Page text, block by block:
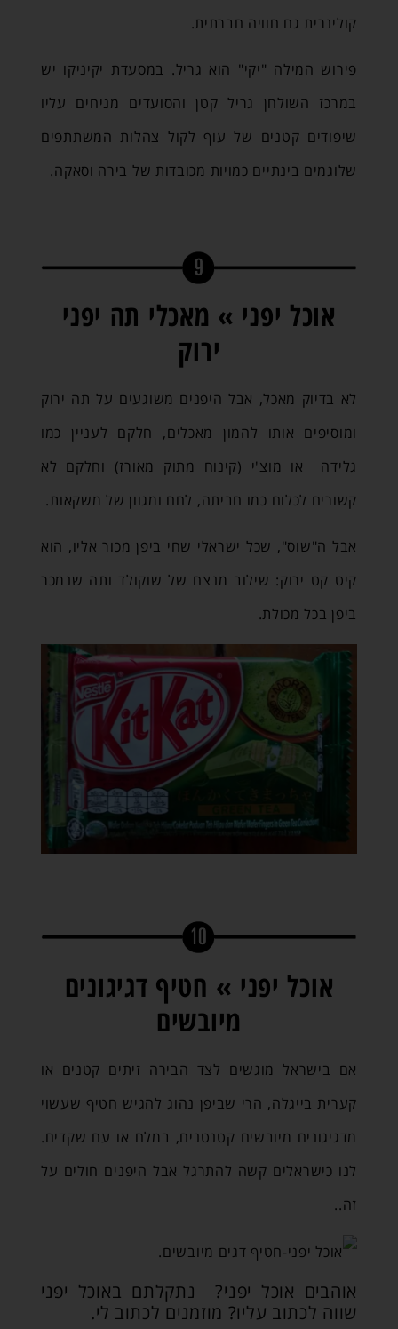
קולינרית גם חוויה חברתית.
פירוש המילה "יקי" הוא גריל. במסעדת יקיניקו יש
במרכז השולחן גריל קטן והסועדים מניחים עליו
שיפודים קטנים של עוף לקול צהלות המשתתפים
שלוגמים בינתיים כמויות מכובדות של בירה וסאקה.
אוכל יפני » מאכלי תה יפני
ירוק
לא בדיוק מאכל, אבל היפנים משוגעים על תה ירוק
ומוסיפים אותו להמון מאכלים, חלקם לעניין כמו
גלידה או מוצ'י (קינוח מתוק מאורז) וחלקם לא
קשורים לכלום כמו חביתה, לחם ומגוון של משקאות.
אבל ה"שוס", שכל ישראלי שחי ביפן מכור אליו, הוא
קיט קט ירוק: שילוב מנצח של שוקולד ותה שנמכר
ביפן בכל מכולת.
אוכל יפני » חטיף דגיגונים
מיובשים
אם בישראל מוגשים לצד הבירה זיתים קטנים או
קערית בייגלה, הרי שביפן נהוג להגיש חטיף שעשוי
מדגיגונים מיובשים קטנטנים, במלח או עם שקדים.
לנו כישראלים קשה להתרגל אבל היפנים חולים על
זה..
אוהבים אוכל יפני? נתקלתם באוכל יפני
שווה לכתוב עליו? מוזמנים לכתוב לי.